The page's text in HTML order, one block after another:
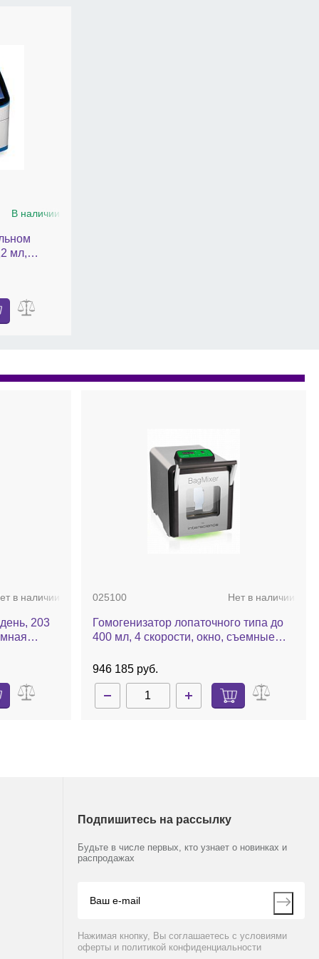
В наличии
мл,
в наличии
203
025100 Нет в наличии
Гомогенизатор лопаточного типа до
400 мл, 4 скорости, окно, съемные
946 185 руб.
Подпишитесь на рассылку
Будьте в числе первых, кто узнает о новинках и
распродажах
Нажимая кнопку, Вы соглашаетесь с условиями
оферты и политикой конфиденциальности